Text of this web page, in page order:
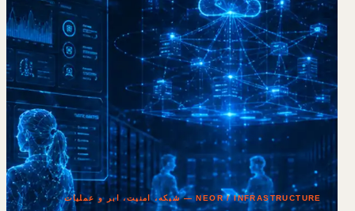
NEOR / INFRASTRUCTURE — شبکه، امنیت، ابر و عملیات